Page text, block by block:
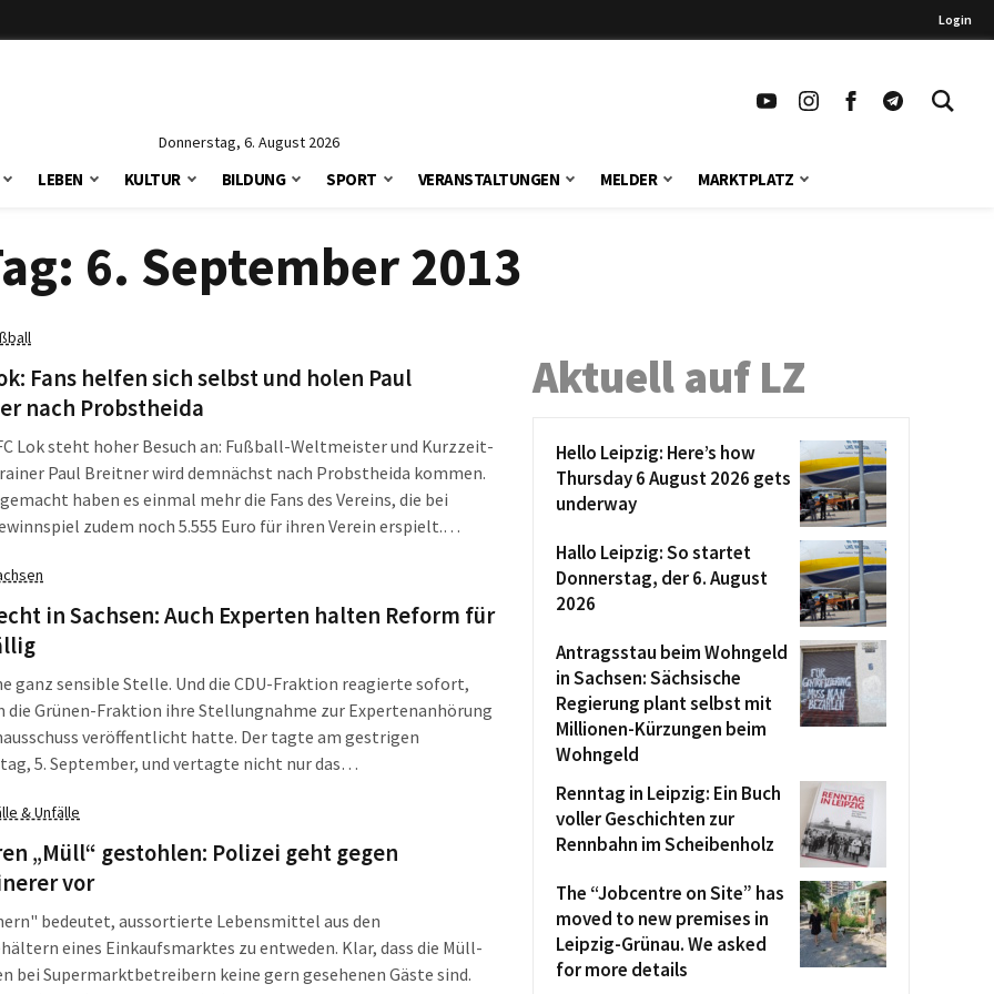
Login
Donnerstag, 6. August 2026
LEBEN KULTUR BILDUNG SPORT VERANSTALTUNGEN MELDER MARKTPLATZ
6. September 2013
Fans helfen sich selbst und holen Paul
nach Probstheida
Lok steht hoher Besuch an: Fußball-Weltmeister und Kurzzeit-
Paul Breitner wird demnächst nach Probstheida kommen.
haben es einmal mehr die Fans des Vereins, die bei
zudem noch 5.555 Euro für ihren Verein erspielt.
in Sachsen: Auch Experten halten Reform für
ganz sensible Stelle. Und die CDU-Fraktion reagierte sofort,
die Grünen-Fraktion ihre Stellungnahme zur Expertenanhörung
veröffentlicht hatte. Der tagte am gestrigen
5. September, und vertagte nicht nur das
Landtagswahl 2014 in Sachsen - direkt und indirekt. Da hat
CDU eine ganz besondere Haltung. Denn Direktmandate
besser.
& Unfälle
„Müll“ gestohlen: Polizei geht gegen
vor
bedeutet, aussortierte Lebensmittel aus den
eines Einkaufsmarktes zu entweden. Klar, dass die Müll-
bei Supermarktbetreibern keine gern gesehenen Gäste sind.
Aktuell auf LZ
Hello Leipzig: Here’s how
Thursday 6 August 2026 gets
underway
Hallo Leipzig: So startet
Donnerstag, der 6. August
2026
Antragsstau beim Wohngeld
in Sachsen: Sächsische
Regierung plant selbst mit
Millionen-Kürzungen beim
Wohngeld
Renntag in Leipzig: Ein Buch
voller Geschichten zur
Rennbahn im Scheibenholz
The “Jobcentre on Site” has
moved to new premises in
Leipzig-Grünau. We asked
for more details